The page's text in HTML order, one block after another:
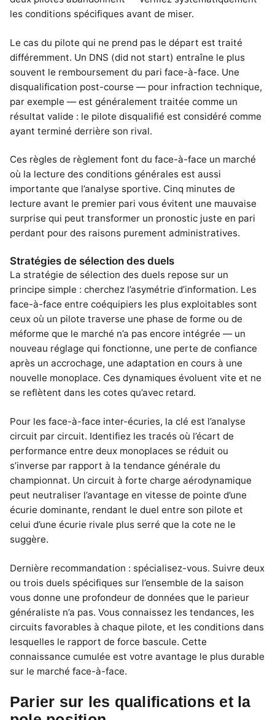
les conditions spécifiques avant de miser.
Le cas du pilote qui ne prend pas le départ est traité
différemment. Un DNS (did not start) entraîne le plus
souvent le remboursement du pari face-à-face. Une
disqualification post-course — pour infraction technique,
par exemple — est généralement traitée comme un
résultat valide : le pilote disqualifié est considéré comme
ayant terminé derrière son rival.
Ces règles de règlement font du face-à-face un marché
où la lecture des conditions générales est aussi
importante que l’analyse sportive. Cinq minutes de
lecture avant le premier pari vous évitent une mauvaise
surprise qui peut transformer un pronostic juste en pari
perdant pour des raisons purement administratives.
Stratégies de sélection des duels
La stratégie de sélection des duels repose sur un
principe simple : cherchez l’asymétrie d’information. Les
face-à-face entre coéquipiers les plus exploitables sont
ceux où un pilote traverse une phase de forme ou de
méforme que le marché n’a pas encore intégrée — un
nouveau réglage qui fonctionne, une perte de confiance
après un accrochage, une adaptation en cours à une
nouvelle monoplace. Ces dynamiques évoluent vite et ne
se reflètent dans les cotes qu’avec retard.
Pour les face-à-face inter-écuries, la clé est l’analyse
circuit par circuit. Identifiez les tracés où l’écart de
performance entre deux monoplaces se réduit ou
s’inverse par rapport à la tendance générale du
championnat. Un circuit à forte charge aérodynamique
peut neutraliser l’avantage en vitesse de pointe d’une
écurie dominante, rendant le duel entre son pilote et
celui d’une écurie rivale plus serré que la cote ne le
suggère.
Dernière recommandation : spécialisez-vous. Suivre deux
ou trois duels spécifiques sur l’ensemble de la saison
vous donne une profondeur de données que le parieur
généraliste n’a pas. Vous connaissez les tendances, les
circuits favorables à chaque pilote, et les conditions dans
lesquelles le rapport de force bascule. Cette
connaissance cumulée est votre avantage le plus durable
sur le marché face-à-face.
Parier sur les qualifications et la